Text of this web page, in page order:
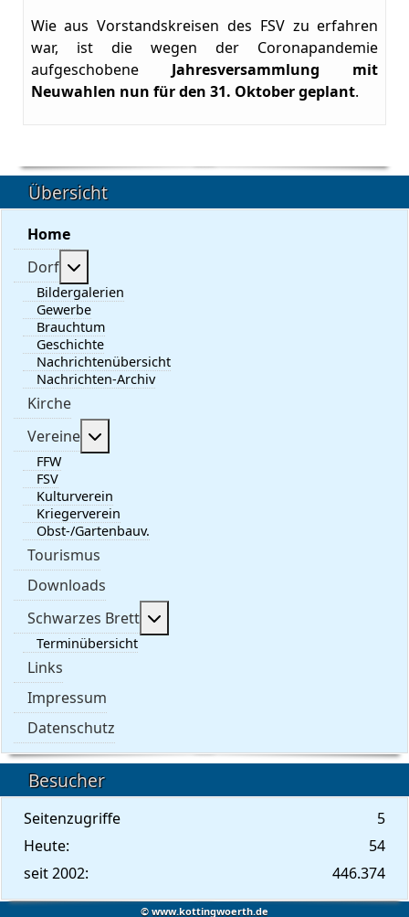
© www.kottingwoerth.de
Übersicht
Home
Dorf
Bildergalerien
Gewerbe
Brauchtum
Geschichte
Nachrichtenübersicht
Nachrichten-Archiv
Kirche
Vereine
FFW
FSV
Kulturverein
Kriegerverein
Obst-/Gartenbauv.
Tourismus
Downloads
Schwarzes Brett
Terminübersicht
Links
Impressum
Datenschutz
Besucher
Seitenzugriffe
5
Heute:
54
seit 2002:
446.374
Wie aus Vorstandskreisen des FSV zu erfahren
war, ist die wegen der Coronapandemie
aufgeschobene Jahresversammlung mit
Neuwahlen nun für den 31. Oktober geplant.